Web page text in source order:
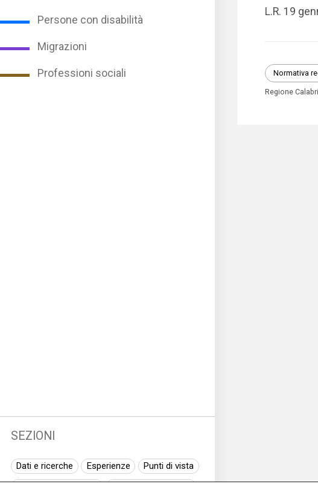
Persone con disabilità
Migrazioni
Professioni sociali
SEZIONI
Dati e ricerche Esperienze
Punti di vista
L.R. 19
Normativa
Regione